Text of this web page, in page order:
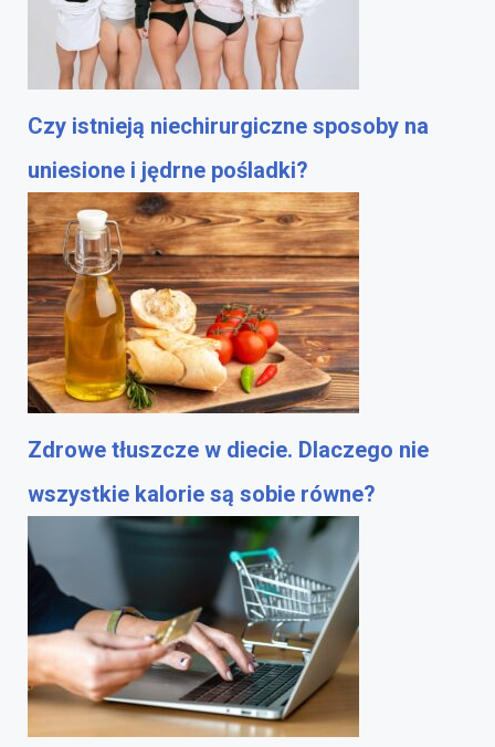
Czy istnieją niechirurgiczne sposoby na
uniesione i jędrne pośladki?
Zdrowe tłuszcze w diecie. Dlaczego nie
wszystkie kalorie są sobie równe?